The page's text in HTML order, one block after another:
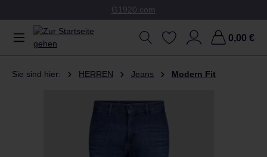
G1920.com
0,00 €
Sie sind hier: HERREN Jeans Modern Fit